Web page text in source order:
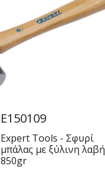
E150109
Expert Tools - Σφυρί
μπάλας με ξύλινη λαβή
850gr